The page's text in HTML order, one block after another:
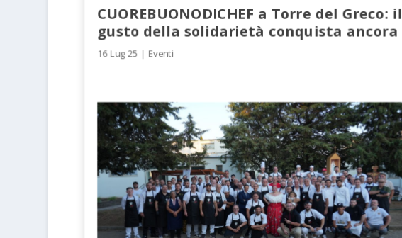
CUOREBUONODICHEF a Torre del Greco: il
gusto della solidarietà conquista ancora
16 Lug 25 | Eventi